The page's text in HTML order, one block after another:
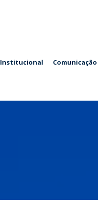
Institucional Comunicação